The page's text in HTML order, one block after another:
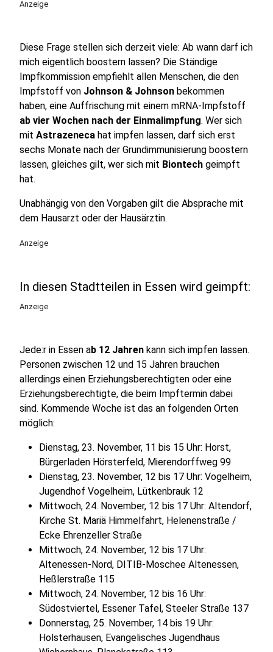
Anzeige
Diese Frage stellen sich derzeit viele: Ab wann darf ich
mich eigentlich boostern lassen? Die Ständige
Impfkommission empfiehlt allen Menschen, die den
Impfstoff von Johnson & Johnson bekommen
haben, eine Auffrischung mit einem mRNA-Impfstoff
ab vier Wochen nach der Einmalimpfung. Wer sich
mit Astrazeneca hat impfen lassen, darf sich erst
sechs Monate nach der Grundimmunisierung boostern
lassen, gleiches gilt, wer sich mit Biontech geimpft
hat.
Unabhängig von den Vorgaben gilt die Absprache mit
dem Hausarzt oder der Hausärztin.
Anzeige
In diesen Stadtteilen in Essen wird geimpft:
Anzeige
Jede:r in Essen ab 12 Jahren kann sich impfen lassen.
Personen zwischen 12 und 15 Jahren brauchen
allerdings einen Erziehungsberechtigten oder eine
Erziehungsberechtigte, die beim Impftermin dabei
sind. Kommende Woche ist das an folgenden Orten
möglich:
Dienstag, 23. November, 11 bis 15 Uhr: Horst,
Bürgerladen Hörsterfeld, Mierendorffweg 99
Dienstag, 23. November, 12 bis 17 Uhr: Vogelheim,
Jugendhof Vogelheim, Lütkenbrauk 12
Mittwoch, 24. November, 12 bis 17 Uhr: Altendorf,
Kirche St. Mariä Himmelfahrt, Helenenstraße /
Ecke Ehrenzeller Straße
Mittwoch, 24. November, 12 bis 17 Uhr:
Altenessen-Nord, DITIB-Moschee Altenessen,
Heßlerstraße 115
Mittwoch, 24. November, 12 bis 16 Uhr:
Südostviertel, Essener Tafel, Steeler Straße 137
Donnerstag, 25. November, 14 bis 19 Uhr:
Holsterhausen, Evangelisches Jugendhaus